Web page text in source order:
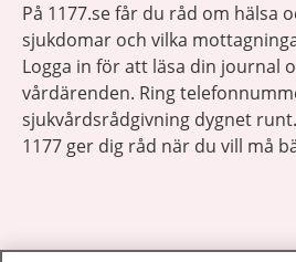
På 1177.se får du råd om hälsa
sjukdomar och vilka
Logga in för att läsa din journal
vårdärenden. Ring
sjukvårdsrådgivning dygnet runt.
1177 ger dig råd när du vill må